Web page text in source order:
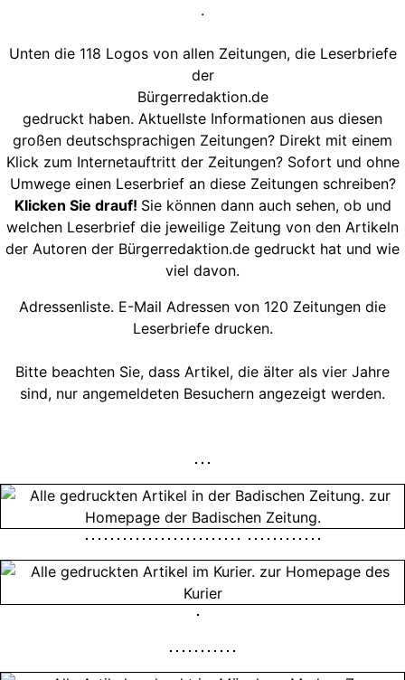
.
Unten die 118 Logos von allen Zeitungen, die Leserbriefe
der
Bürgerredaktion.de
gedruckt haben. Aktuellste Informationen aus diesen
großen deutschsprachigen Zeitungen? Direkt mit einem
Klick zum Internetauftritt der Zeitungen? Sofort und ohne
Umwege einen Leserbrief an diese Zeitungen schreiben?
Klicken Sie drauf! Sie können dann auch sehen, ob und
welchen Leserbrief die jeweilige Zeitung von den Artikeln
der Autoren der Bürgerredaktion.de gedruckt hat und wie
viel davon.
Adressenliste. E-Mail Adressen von 120 Zeitungen die
Leserbriefe drucken.
Bitte beachten Sie, dass Artikel, die älter als vier Jahre
sind, nur angemeldeten Besuchern angezeigt werden.